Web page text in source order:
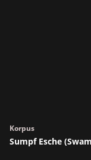
Korpus
Sumpf Esche